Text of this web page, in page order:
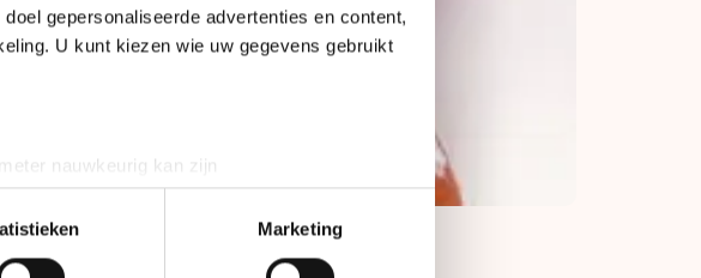
gepersonaliseerde advertenties en content,
U kunt kiezen wie uw gegevens gebruikt
nauwkeurig kan zijn
(fingerprinting)
voorkeuren in het
detailgedeeltein. U kunt uw
Marketing